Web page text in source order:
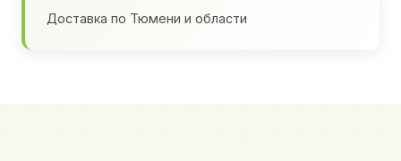
Доставка по Тюмени и области